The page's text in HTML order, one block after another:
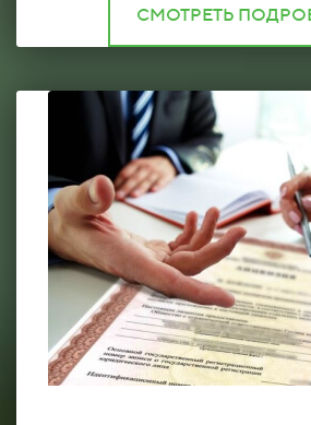
СМОТРЕТЬ